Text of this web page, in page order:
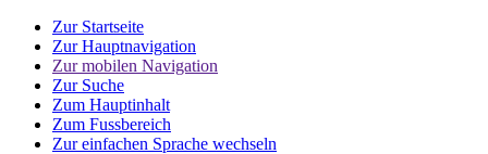
Zur Startseite
Zur Hauptnavigation
Zur mobilen Navigation
Zur Suche
Zum Hauptinhalt
Zum Fussbereich
Zur einfachen Sprache wechseln